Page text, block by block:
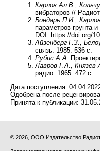
Карлов Ал.В.,
вибраторов //
Бондарь П.И.,
параметров грунта
DOI: https://doi.org/
Айзенберг Г.З.,
связь. 1985. 536 с.
Рубис А.А.
Лавров Г.А., Князев
радио. 1965. 472 с.
Дата поступления:
Одобрена после
Принята к публикации:
© 2026, ООО Издательство